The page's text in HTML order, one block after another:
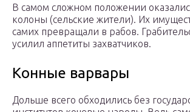
В самом сложном положении
колоны (сельские жители). Их
самих превращали в рабов.
усилил аппетиты захватчиков.
Конные варвары
Дольше всего обходились без